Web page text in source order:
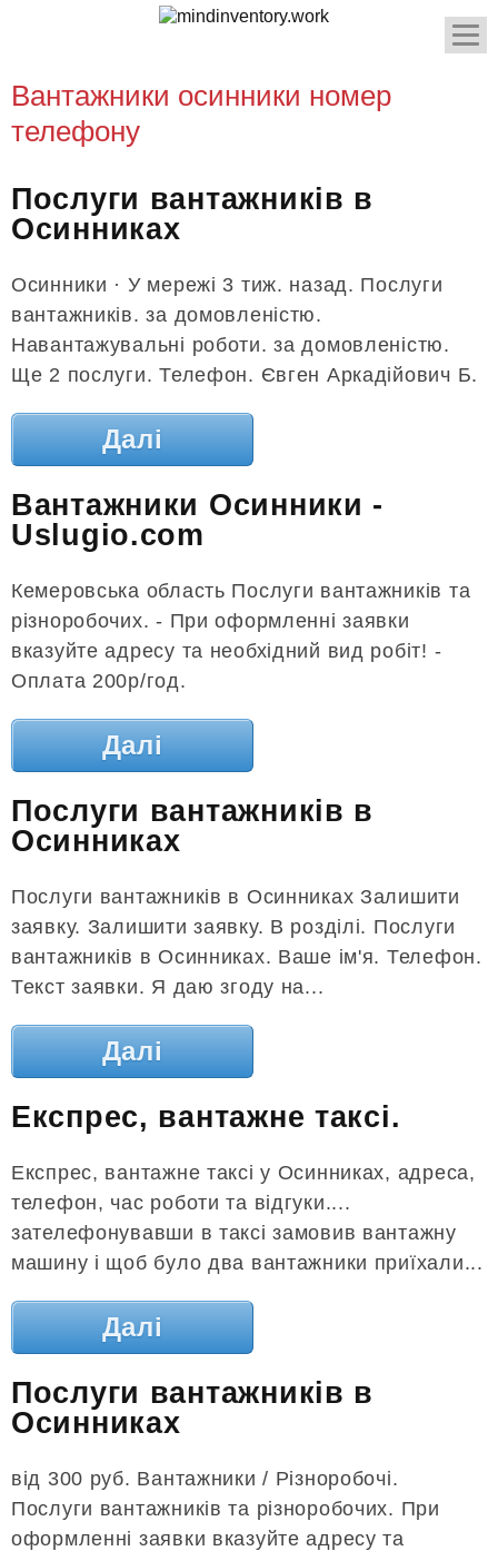
Вантажники осинники номер
телефону
Послуги вантажників в
Осинниках
Осинники · У мережі 3 тиж. назад. Послуги
вантажників. за домовленістю.
Навантажувальні роботи. за домовленістю.
Ще 2 послуги. Телефон. Євген Аркадійович Б.
Далі
Вантажники Осинники -
Uslugio.com
Кемеровська область Послуги вантажників та
різноробочих. - При оформленні заявки
вказуйте адресу та необхідний вид робіт! -
Оплата 200р/год.
Далі
Послуги вантажників в
Осинниках
Послуги вантажників в Осинниках Залишити
заявку. Залишити заявку. В розділі. Послуги
вантажників в Осинниках. Ваше ім'я. Телефон.
Текст заявки. Я даю згоду на...
Далі
Експрес, вантажне таксі.
Експрес, вантажне таксі у Осинниках, адреса,
телефон, час роботи та відгуки....
зателефонувавши в таксі замовив вантажну
машину і щоб було два вантажники приїхали...
Далі
Послуги вантажників в
Осинниках
від 300 руб. Вантажники / Різноробочі.
Послуги вантажників та різноробочих. При
оформленні заявки вказуйте адресу та